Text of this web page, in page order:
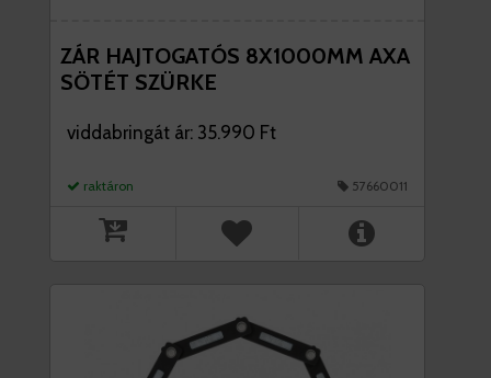
ZÁR HAJTOGATÓS 8X1000MM AXA
SÖTÉT SZÜRKE
viddabringát ár: 35.990 Ft
raktáron 57660011